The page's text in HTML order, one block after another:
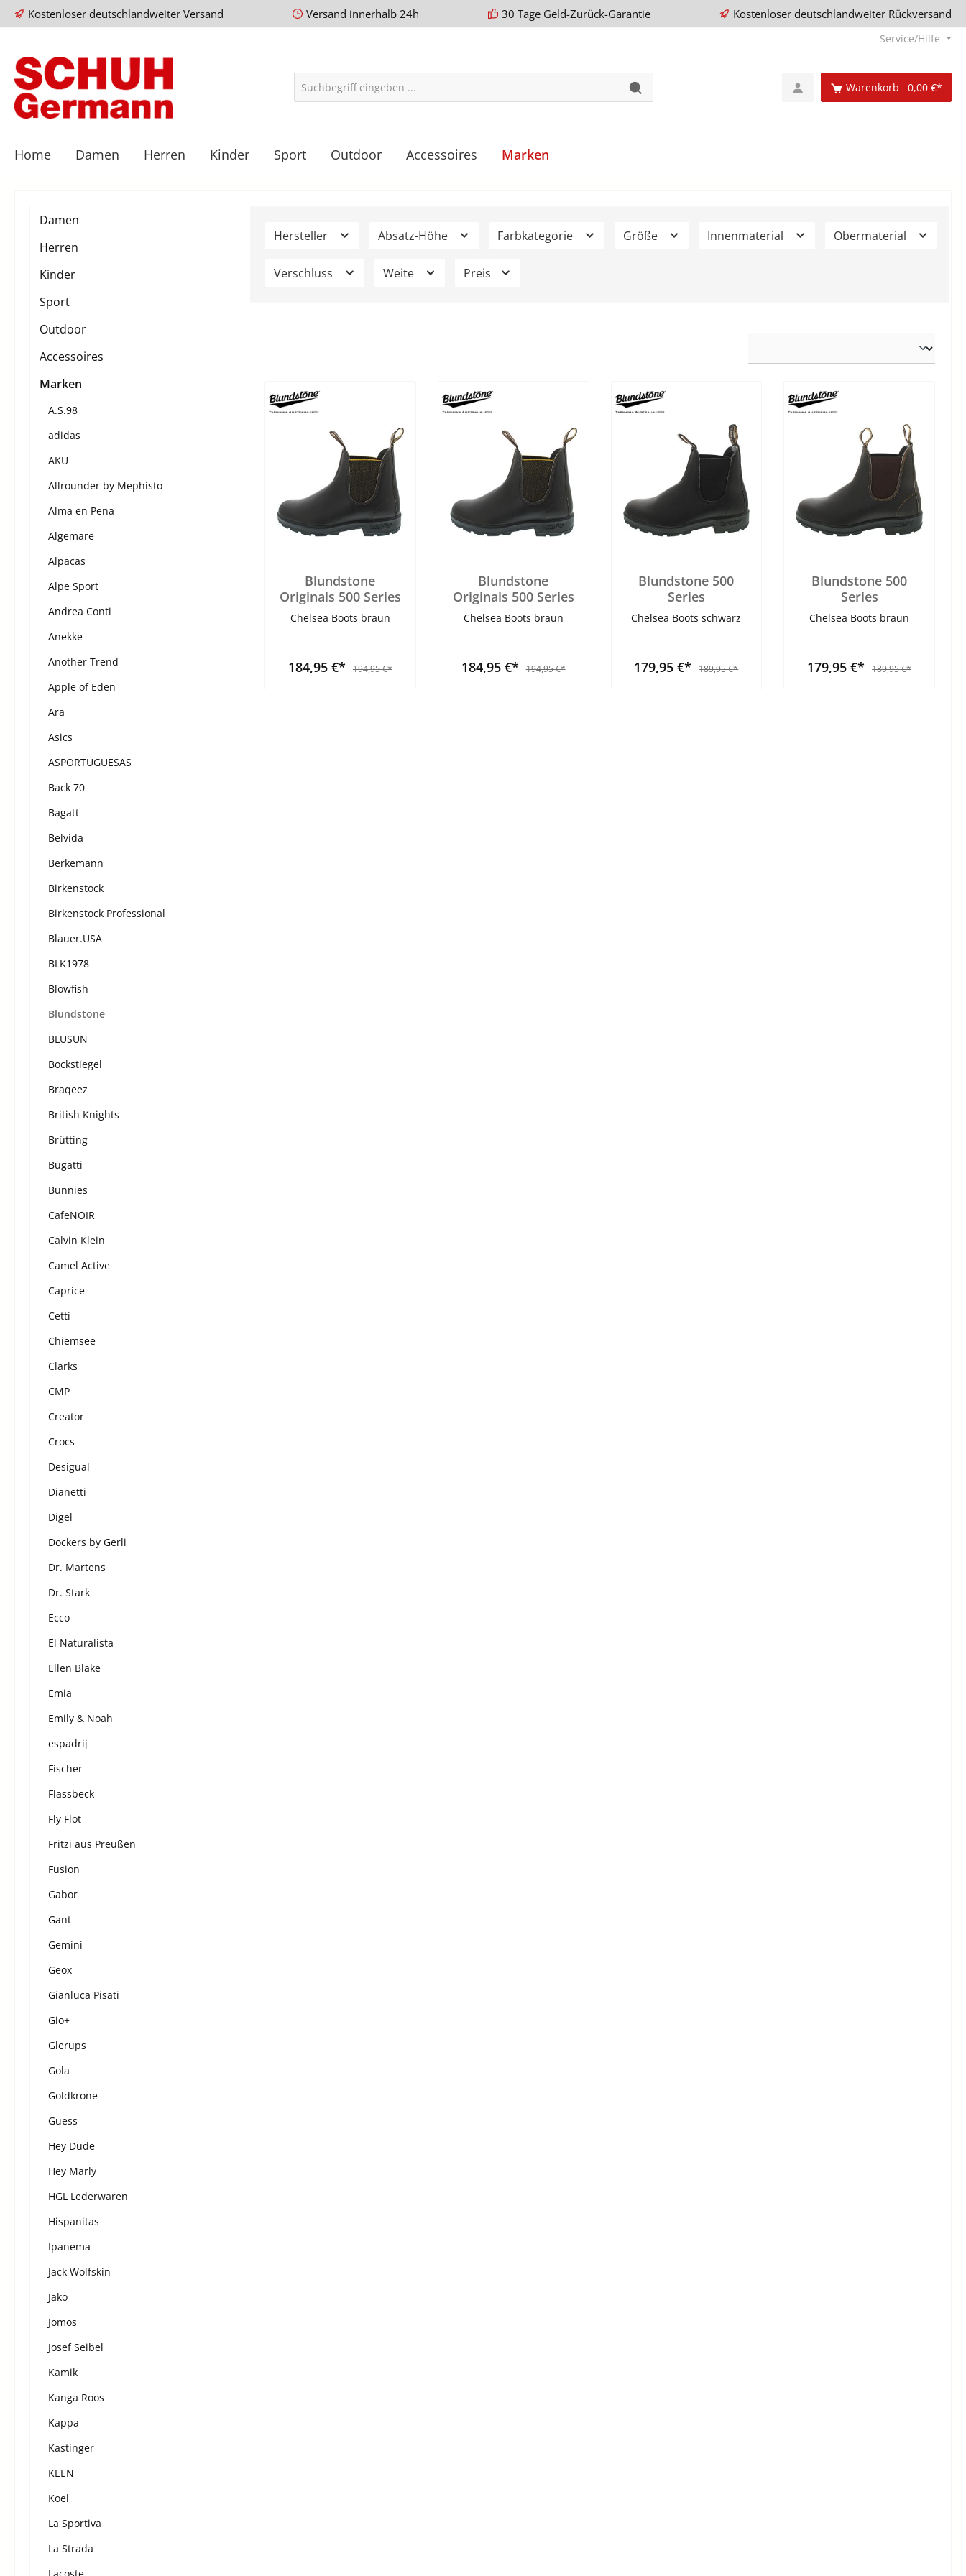
Kostenloser deutschlandweiter Versand Versand innerhalb 24h 30 Tage Geld-Zurück-Garantie Kostenloser deutschlandweiter Rückversand
Service/Hilfe
Warenkorb 0,00 €*
Home Damen Herren Kinder Sport Outdoor Accessoires Marken
Damen
Herren
Kinder
Sport
Outdoor
Accessoires
Marken
A.S.98
adidas
AKU
Allrounder by Mephisto
Alma en Pena
Algemare
Alpacas
Alpe Sport
Andrea Conti
Anekke
Another Trend
Apple of Eden
Ara
Asics
ASPORTUGUESAS
Back 70
Bagatt
Belvida
Berkemann
Birkenstock
Birkenstock Professional
Blauer.USA
BLK1978
Blowfish
Blundstone
BLUSUN
Bockstiegel
Braqeez
British Knights
Brütting
Bugatti
Bunnies
CafeNOIR
Calvin Klein
Camel Active
Caprice
Cetti
Chiemsee
Clarks
CMP
Creator
Crocs
Desigual
Dianetti
Digel
Dockers by Gerli
Dr. Martens
Dr. Stark
Ecco
El Naturalista
Ellen Blake
Emia
Emily & Noah
espadrij
Fischer
Flassbeck
Fly Flot
Fritzi aus Preußen
Fusion
Gabor
Gant
Gemini
Geox
Gianluca Pisati
Gio+
Glerups
Gola
Goldkrone
Guess
Hey Dude
Hey Marly
HGL Lederwaren
Hispanitas
Ipanema
Jack Wolfskin
Jako
Jomos
Josef Seibel
Kamik
Kanga Roos
Kappa
Kastinger
KEEN
Koel
La Sportiva
La Strada
Lacoste
Hersteller Absatz-Höhe Farbkategorie Größe Innenmaterial Obermaterial
Verschluss Weite Preis
Blundstone
Originals 500 Series
Chelsea Boots braun
184,95 €* 194,95 €*
Blundstone
Originals 500 Series
Chelsea Boots braun
184,95 €* 194,95 €*
Blundstone 500
Series
Chelsea Boots schwarz
179,95 €* 189,95 €*
Blundstone 500
Series
Chelsea Boots braun
179,95 €* 189,95 €*